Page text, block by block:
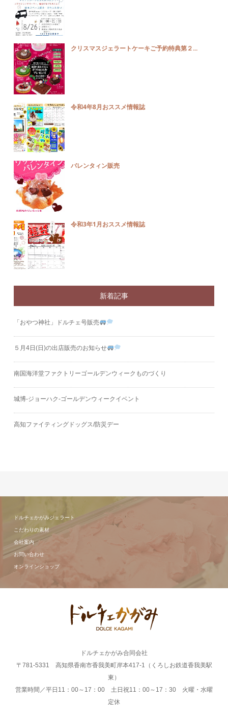
クリスマスジェラートケーキご予約特典第２...
令和4年8月おススメ情報誌
バレンタィン販売
令和3年1月おススメ情報誌
新着記事
「おやつ神社」ドルチェ号販売
５月4日(日)の出店販売のお知らせ
南国海洋堂ファクトリーゴールデンウィークものづくり
城博‐ジョーハク‐ゴールデンウィークイベント
高知ファイティングドッグス/防災デー
ドルチェかがみジェラート
こだわりの素材
会社案内
お問い合わせ
オンラインショップ
ドルチェかがみ合同会社
〒781-5331 高知県香南市香我美町岸本417-1（くろしお鉄道香我美駅
東）
営業時間／平日11：00～17：00 土日祝11：00～17：30 火曜・水曜
定休